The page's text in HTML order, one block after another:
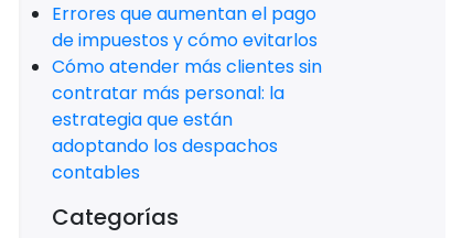
Errores que aumentan el pago
de impuestos y cómo evitarlos
Cómo atender más clientes sin
contratar más personal: la
estrategia que están
adoptando los despachos
contables
Categorías